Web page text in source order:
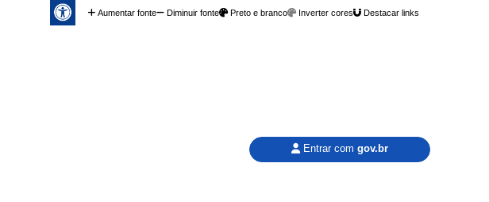
Aumentar fonte Diminuir fonte Preto e branco Inverter cores Destacar links
Entrar com gov.br